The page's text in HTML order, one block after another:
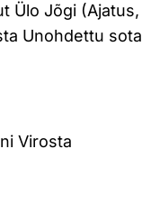
Ülo Jõgi (Ajatus,
Unohdettu sota
Virosta